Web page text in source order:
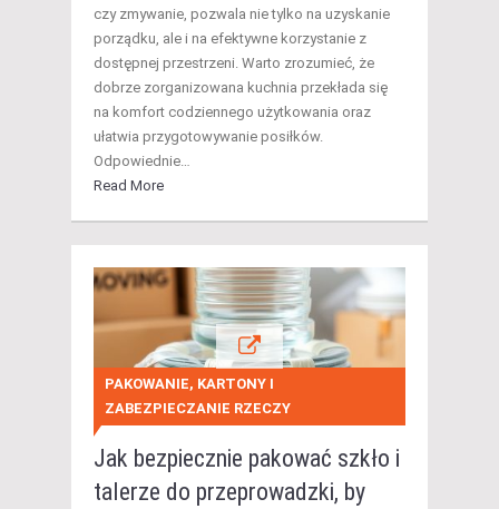
czy zmywanie, pozwala nie tylko na uzyskanie
porządku, ale i na efektywne korzystanie z
dostępnej przestrzeni. Warto zrozumieć, że
dobrze zorganizowana kuchnia przekłada się
na komfort codziennego użytkowania oraz
ułatwia przygotowywanie posiłków.
Odpowiednie…
Read More
PAKOWANIE, KARTONY I
ZABEZPIECZANIE RZECZY
Jak bezpiecznie pakować szkło i
talerze do przeprowadzki, by